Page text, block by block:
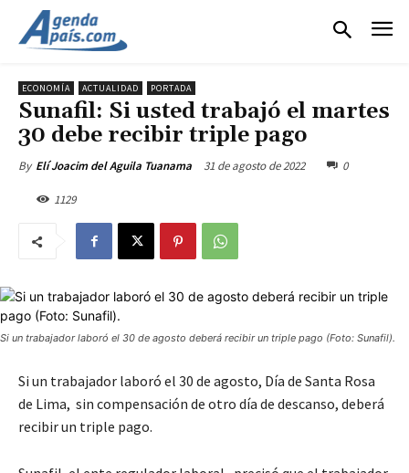
ECONOMÍA ACTUALIDAD PORTADA
Sunafil: Si usted trabajó el martes
30 debe recibir triple pago
By Elí Joacim del Aguila Tuanama 31 de agosto de 2022 0
1129
Si un trabajador laboró el 30 de agosto deberá recibir un triple pago (Foto: Sunafil).
Si un trabajador laboró el 30 de agosto, Día de Santa Rosa
de Lima, sin compensación de otro día de descanso, deberá
recibir un triple pago.